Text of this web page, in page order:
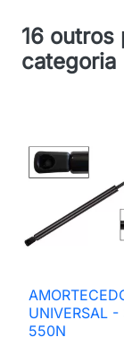
16 outros
categoria
UNIVERSAL
550N